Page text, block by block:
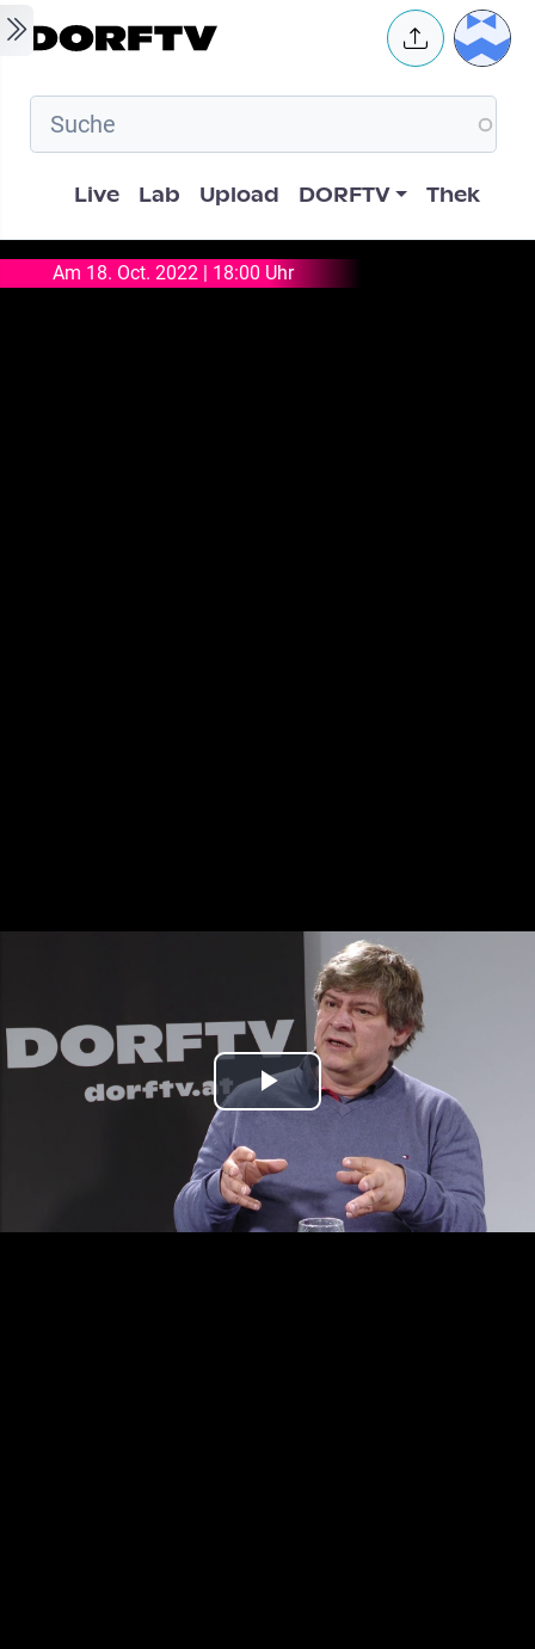
Skip to main content User
Hauptnavigation
Live Lab Upload DORFTV Thek
Am 18. Oct. 2022 | 18:00 Uhr
Play
Video